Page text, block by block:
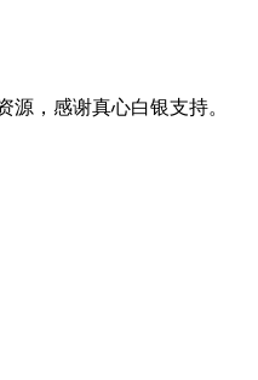
源，感谢真心白银支持。